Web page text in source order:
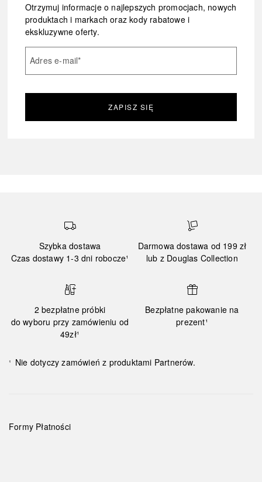
Otrzymuj informacje o najlepszych promocjach, nowych
produktach i markach oraz kody rabatowe i
ekskluzywne oferty.
Adres e-mail*
ZAPISZ SIĘ
Szybka dostawa
Czas dostawy 1-3 dni robocze¹
Darmowa dostawa od 199 zł
lub z Douglas Collection
2 bezpłatne próbki
do wyboru przy zamówieniu od
49zł¹
Bezpłatne pakowanie na
prezent¹
¹ Nie dotyczy zamówień z produktami Partnerów.
Formy Płatności